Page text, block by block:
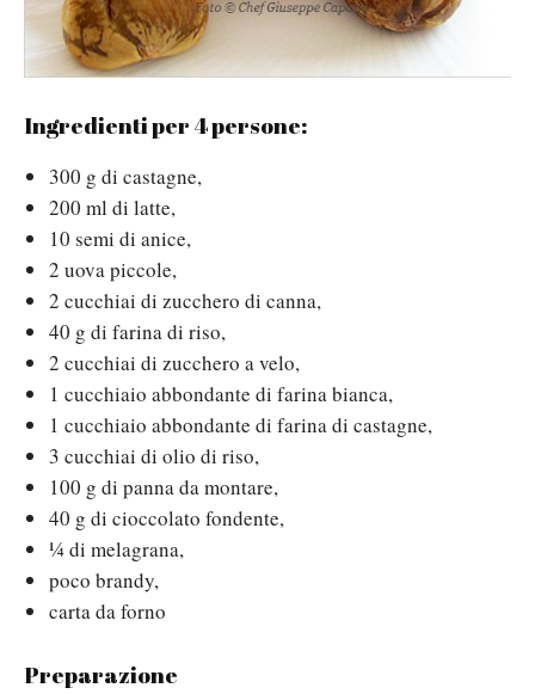
Ingredienti per 4 persone:
300 g di castagne,
200 ml di latte,
10 semi di anice,
2 uova piccole,
2 cucchiai di zucchero di canna,
40 g di farina di riso,
2 cucchiai di zucchero a velo,
1 cucchiaio abbondante di farina bianca,
1 cucchiaio abbondante di farina di castagne,
3 cucchiai di olio di riso,
100 g di panna da montare,
40 g di cioccolato fondente,
¼ di melagrana,
poco brandy,
carta da forno
Preparazione